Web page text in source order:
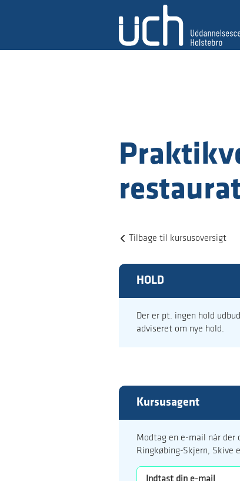
Tilbage til kursusoversigt
HOLD
Der er pt. ingen hold
adviseret om nye hold.
Kursusagent
Modtag en e-mail når der
Ringkøbing-Skjern, Skive